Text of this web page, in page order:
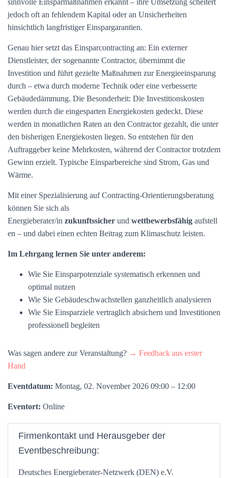
sinnvolle Einsparmaßnahmen erkannt – ihre Umsetzung scheitert
jedoch oft an fehlendem Kapital oder an Unsicherheiten
hinsichtlich langfristiger Einspargarantien.
Genau hier setzt das Einsparcontracting an: Ein externer
Dienstleister, der sogenannte Contractor, übernimmt die
Investition und führt gezielte Maßnahmen zur Energieeinsparung
durch – etwa durch moderne Technik oder eine verbesserte
Gebäudedämmung. Die Besonderheit: Die Investitionskosten
werden durch die eingesparten Energiekosten gedeckt. Diese
werden in monatlichen Raten an den Contractor gezahlt, die unter
den bisherigen Energiekosten liegen. So entstehen für den
Auftraggeber keine Mehrkosten, während der Contractor trotzdem
Gewinn erzielt. Typische Einsparbereiche sind Strom, Gas und
Wärme.
Mit einer Spezialisierung auf Contracting-Orientierungsberatung
können Sie sich als
Energieberater/in zukunftssicher und wettbewerbsfähig aufstell
en – und dabei einen echten Beitrag zum Klimaschutz leisten.
Im Lehrgang lernen Sie unter anderem:
Wie Sie Einsparpotenziale systematisch erkennen und
optimal nutzen
Wie Sie Gebäudeschwachstellen ganzheitlich analysieren
Wie Sie Einsparziele vertraglich absichern und Investitionen
professionell begleiten
Was sagen andere zur Veranstaltung? → Feedback aus erster
Hand
Eventdatum: Montag, 02. November 2026 09:00 – 12:00
Eventort: Online
Firmenkontakt und Herausgeber der
Eventbeschreibung:
Deutsches Energieberater-Netzwerk (DEN) e.V.